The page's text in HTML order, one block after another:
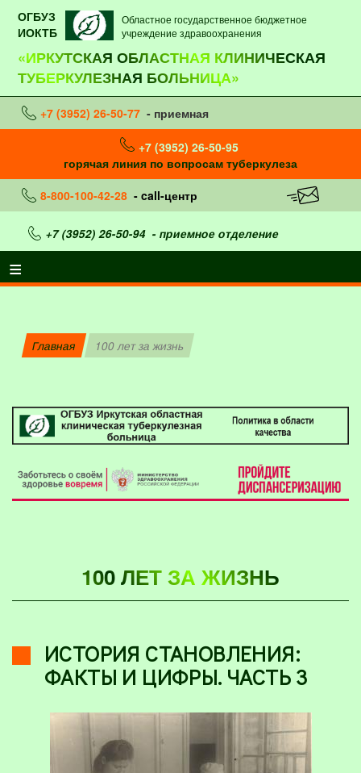
ОГБУЗ
ИОКТБ
Областное государственное бюджетное
учреждение здравоохранения
«ИРКУТСКАЯ ОБЛАСТНАЯ КЛИНИЧЕСКАЯ
ТУБЕРКУЛЕЗНАЯ БОЛЬНИЦА»
+7 (3952) 26-50-77 - приемная
+7 (3952) 26-50-95
горячая линия по вопросам туберкулеза
8-800-100-42-28 - call-центр
+7 (3952) 26-50-94- приемное отделение
Главная 100 лет за жизнь
100 ЛЕТ ЗА ЖИЗНЬ
ИСТОРИЯ СТАНОВЛЕНИЯ:
ФАКТЫ И ЦИФРЫ. ЧАСТЬ 3